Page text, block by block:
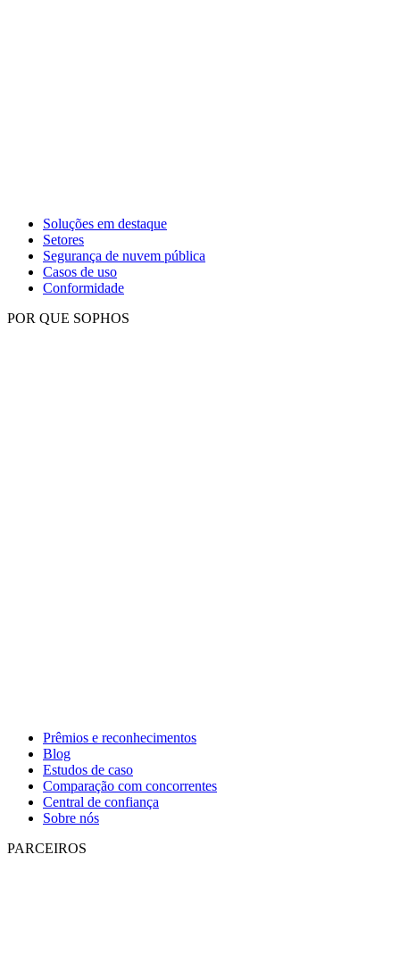
Soluções em destaque
Setores
Segurança de nuvem pública
Casos de uso
Conformidade
POR QUE SOPHOS
Prêmios e reconhecimentos
Blog
Estudos de caso
Comparação com concorrentes
Central de confiança
Sobre nós
PARCEIROS